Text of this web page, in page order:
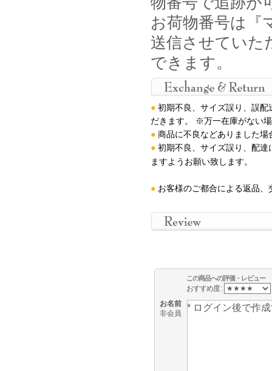
お荷物番号は『
送信させていた
できます。
● 初期不良、サイズ誤り、誤
だきます。 ※万一在庫がない
● 商品に不良などありました
● 初期不良、サイズ誤り、配達
ますようお願い致します。
● お客様のご都合による返品
この商品への評価・レビュー
おすすめ度 :
お名前
非会員